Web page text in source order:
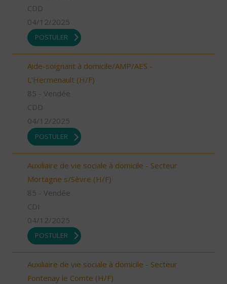
CDD
04/12/2025
POSTULER
Aide-soignant à domicile/AMP/AES -
L'Hermenault (H/F)
85 - Vendée
CDD
04/12/2025
POSTULER
Auxiliaire de vie sociale à domicile - Secteur
Mortagne s/Sèvre (H/F)
85 - Vendée
CDI
04/12/2025
POSTULER
Auxiliaire de vie sociale à domicile - Secteur
Fontenay le Comte (H/F)